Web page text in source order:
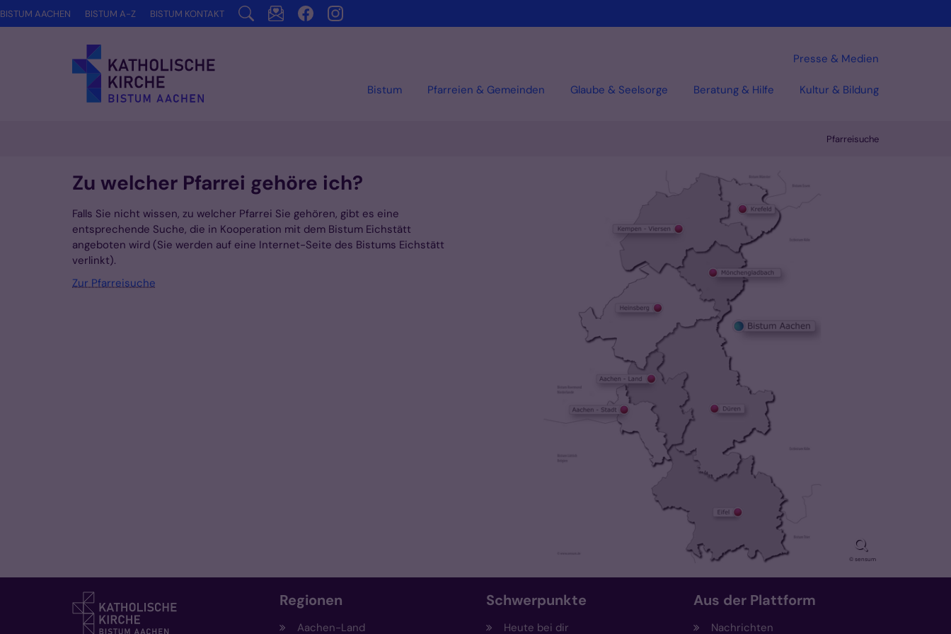
Zum Inhalt springen
Bistum Pfarreien & Gemeinden Glaube & Seelsorge Beratung & Hilfe Kultur & Bildung
Presse & Medien
BISTUM AACHEN BISTUM A-Z BISTUM KONTAKT
Pfarreisuche
Zu welcher Pfarrei gehöre ich?
Falls Sie nicht wissen, zu welcher Pfarrei Sie gehören, gibt es eine
entsprechende Suche, die in Kooperation mit dem Bistum Eichstätt
angeboten wird (Sie werden auf eine Internet-Seite des Bistums Eichstätt
verlinkt).
Zur Pfarreisuche
© sensum
Regionen
Aachen-Land
Schwerpunkte
Heute bei dir
Aus der Plattform
Nachrichten